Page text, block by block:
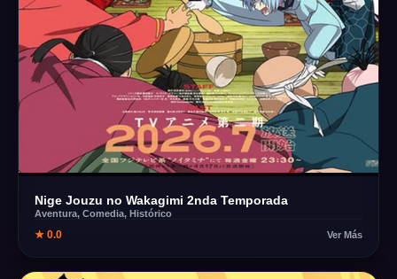
Nige Jouzu no Wakagimi 2nda Temporada
Aventura, Comedia, Histórico
★ 0.0 Ver Más